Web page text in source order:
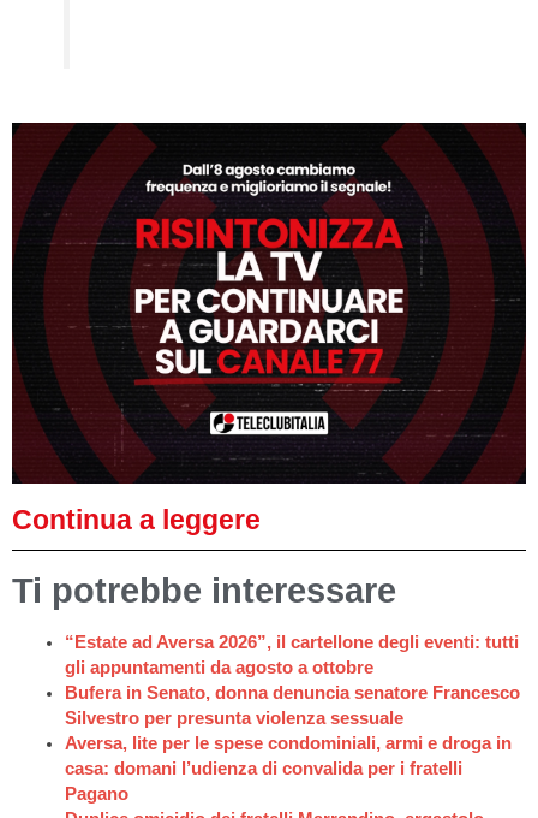
Continua a leggere
Ti potrebbe interessare
“Estate ad Aversa 2026”, il cartellone degli eventi: tutti
gli appuntamenti da agosto a ottobre
Bufera in Senato, donna denuncia senatore Francesco
Silvestro per presunta violenza sessuale
Aversa, lite per le spese condominiali, armi e droga in
casa: domani l’udienza di convalida per i fratelli
Pagano